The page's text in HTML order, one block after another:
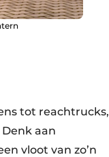
tot reachtrucks,
aan
vloot van zo’n